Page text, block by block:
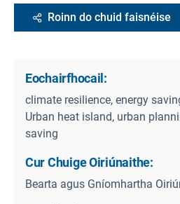
Roinn do chuid faisnéise
Eochairfhocail:
climate resilience, energy
Urban heat island, urban
saving
Cur Chuige Oiriúnaithe:
Bearta agus Gníomhartha